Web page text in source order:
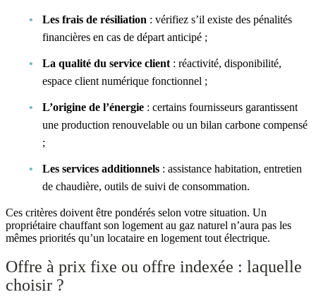
Les frais de résiliation : vérifiez s’il existe des pénalités
financières en cas de départ anticipé ;
La qualité du service client : réactivité, disponibilité,
espace client numérique fonctionnel ;
L’origine de l’énergie : certains fournisseurs garantissent
une production renouvelable ou un bilan carbone compensé
;
Les services additionnels : assistance habitation, entretien
de chaudière, outils de suivi de consommation.
Ces critères doivent être pondérés selon votre situation. Un
propriétaire chauffant son logement au gaz naturel n’aura pas les
mêmes priorités qu’un locataire en logement tout électrique.
Offre à prix fixe ou offre indexée : laquelle
choisir ?